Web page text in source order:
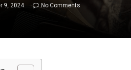
9, 2024
No Comments